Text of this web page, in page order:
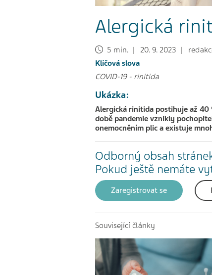
Alergická
5 min. | 20. 9. 2023 |
Klíčová slova
COVID-19- rinitida
Ukázka:
Alergická rinitida postihuje až 40
době pandemie vznikly
onemocněním plic a existuje
Odborný obsah
Pokud ještě nemáte
Zaregistrovat se
Související články